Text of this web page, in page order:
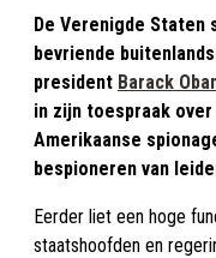
De Verenigde Staten
bevriende
president Barack
in zijn toespraak
Amerikaanse
bespioneren van
Eerder liet een hoge
staatshoofden en